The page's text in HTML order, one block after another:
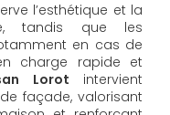
l’esthétique et la
tandis que les
en cas de
charge rapide et
Lorot intervient
façade, valorisant